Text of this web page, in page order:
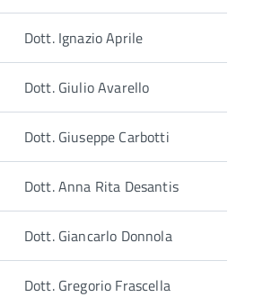
Dott. Ignazio Aprile
Dott. Giulio Avarello
Dott. Giuseppe Carbotti
Dott. Anna Rita Desantis
Dott. Giancarlo Donnola
Dott. Gregorio Frascella